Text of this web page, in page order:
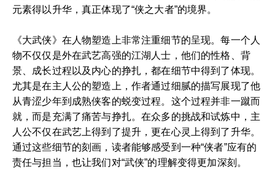
元素得以升华，真正体现了“侠之大者”的境界。
《大武侠》在人物塑造上非常注重细节的呈现。每一个人
物不仅仅是外在武艺高强的江湖人士，他们的性格、背
景、成长过程以及内心的挣扎，都在细节中得到了体现。
尤其是在主人公的塑造上，作者通过细腻的描写展现了他
从青涩少年到成熟侠客的蜕变过程。这个过程并非一蹴而
就，而是充满了痛苦与挣扎。在众多的挑战和试炼中，主
人公不仅在武艺上得到了提升，更在心灵上得到了升华。
通过这些细节的刻画，读者能够感受到一种“侠者”应有的
责任与担当，也让我们对“武侠”的理解变得更加深刻。